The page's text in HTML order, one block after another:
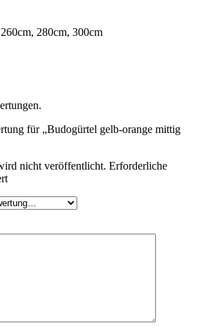
280cm, 300cm
für „Budogürtel gelb-orange mittig
nicht veröffentlicht. Erforderliche